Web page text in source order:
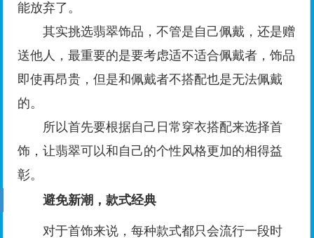
能放弃了。
其实挑选翡翠饰品，不管是自己佩戴，还是赠
送他人，最重要的是要考虑适不适合佩戴者，饰品
即使再昂贵，但是和佩戴者不搭配也是无法佩戴
的。
所以首先要根据自己日常穿衣搭配来选择首
饰，让翡翠可以和自己的个性风格更加的相得益
彰。
避免新潮，款式经典
对于首饰来说，每种款式都只会流行一段时